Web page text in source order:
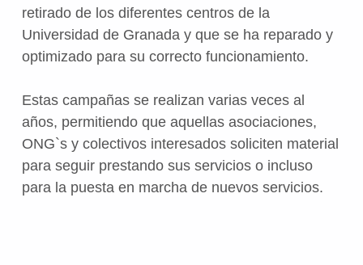
retirado de los diferentes centros de la
Universidad de Granada y que se ha reparado y
optimizado para su correcto funcionamiento.
Estas campañas se realizan varias veces al
años, permitiendo que aquellas asociaciones,
ONG`s y colectivos interesados soliciten material
para seguir prestando sus servicios o incluso
para la puesta en marcha de nuevos servicios.